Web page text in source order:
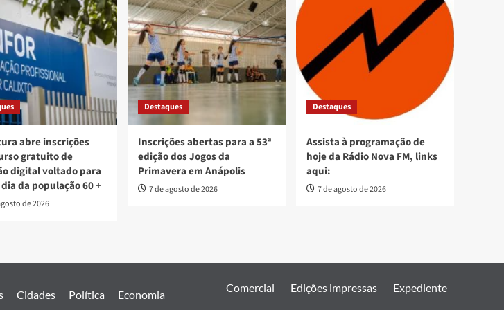
abre inscrições
gratuito de
digital voltado para
da população 60 +
de 2026
Destaques
Inscrições abertas para a 53ª
edição dos Jogos da
Primavera em Anápolis
7 de agosto de 2026
Destaques
Assista à programação de
hoje da Rádio Nova FM, links
aqui:
7 de agosto de 2026
Cidades Política
Economia
Comercial Edições impressas Expediente